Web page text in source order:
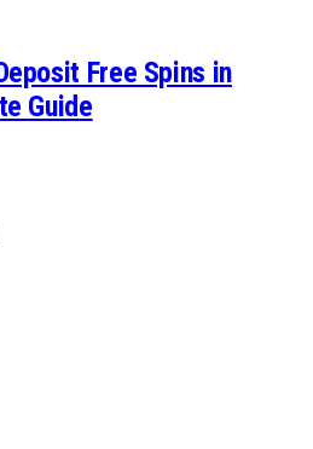
Free Spins in
Guide